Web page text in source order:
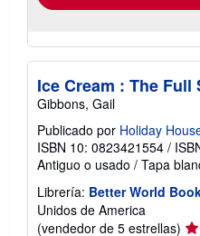
Ice Cream : The Full
Gibbons, Gail
Publicado por Holiday
ISBN 10: 0823421554 /
Antiguo o usado / Tapa
Librería: Better World
Unidos de America
(vendedor de 5 estrellas)